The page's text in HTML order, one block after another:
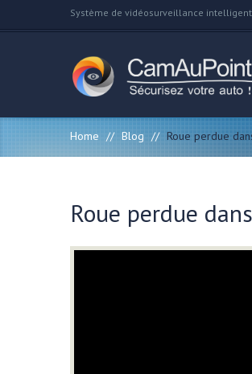
Système de vidéosurveillance
Home // Blog // Roue perdue
Roue perdue